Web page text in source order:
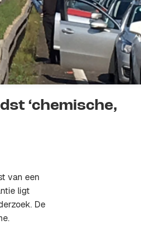
‘chemische,
van een
ligt
De